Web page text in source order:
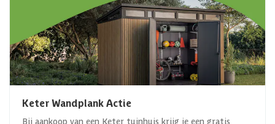
Keter Wandplank Actie
Bij aankoop van een Keter tuinhuis krijg je een gratis